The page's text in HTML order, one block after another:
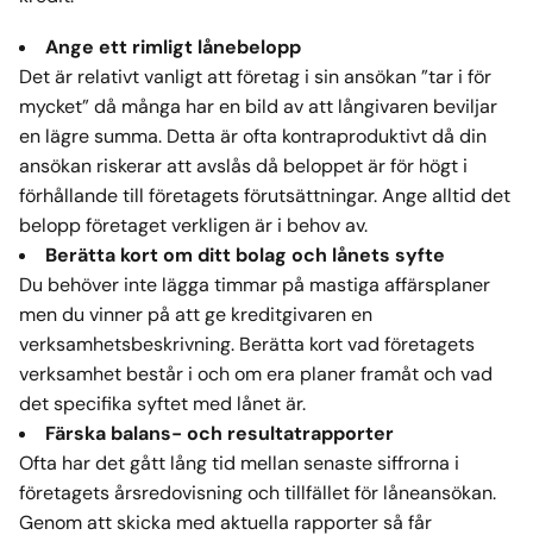
Ange ett rimligt lånebelopp
Det är relativt vanligt att företag i sin ansökan ”tar i för
mycket” då många har en bild av att långivaren beviljar
en lägre summa. Detta är ofta kontraproduktivt då din
ansökan riskerar att avslås då beloppet är för högt i
förhållande till företagets förutsättningar. Ange alltid det
belopp företaget verkligen är i behov av.
Berätta kort om ditt bolag och lånets syfte
Du behöver inte lägga timmar på mastiga affärsplaner
men du vinner på att ge kreditgivaren en
verksamhetsbeskrivning. Berätta kort vad företagets
verksamhet består i och om era planer framåt och vad
det specifika syftet med lånet är.
Färska balans- och resultatrapporter
Ofta har det gått lång tid mellan senaste siffrorna i
företagets årsredovisning och tillfället för låneansökan.
Genom att skicka med aktuella rapporter så får